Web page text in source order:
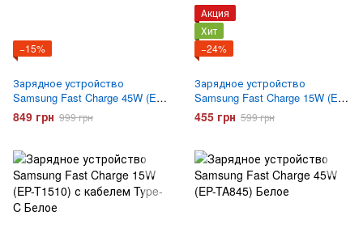
−15%
Зарядное устройство
Samsung Fast Charge 45W (EP-
TA845) с кабелем Type-C
Черное
849 грн 999 грн
Акция
Хит
−24%
Зарядное устройство
Samsung Fast Charge 15W (EP-
T1510) с кабелем Type-C
Черный
455 грн 599 грн